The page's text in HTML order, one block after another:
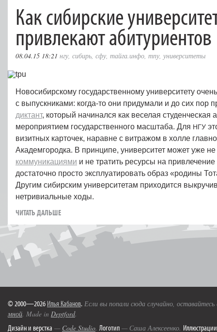
Как сибирские
привлекают абитуриентов
08.04.15 18:21 нгу сибирь сфу тайга.инфо тпу университеты
Новосибирскому государственному университету
с выпускниками: когда-то они придумали и до сих пор
диктант, который начинался как веселая студенческая
мероприятием государственного масштаба. Для НГУ
визитных карточек, наравне с витражом в холле
Академгородка. В принципе, университет может уже
коммуникациями и не тратить ресурсы на
достаточно просто эксплуатировать образ «родины
Другим сибирским университетам приходится
нетривиальные ходы.
ЧИТАТЬ ДАЛЬШЕ
© 2000—2026 Илья Кабанов. Если вы попали сюда случайно,
мной. Made in Deptford.
Дизайн и верстка — Code Studio. Логотип — Саша Алексеенко. Иллюстрации